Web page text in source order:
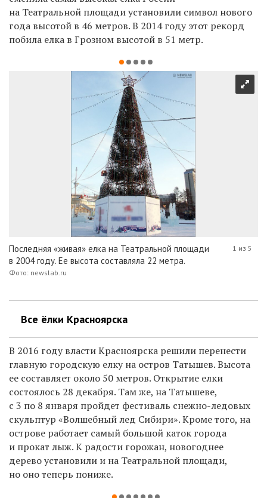
на Театральной площади установили символ нового
года высотой в 46 метров. В 2014 году этот рекорд
побила елка в Грозном высотой в 51 метр.
Последняя «живая» елка на Театральной площади
в 2004 году. Ее высота составляла 22 метра.
Фото: newslab.ru
1 из 5
Все ёлки Красноярска
В 2016 году власти Красноярска решили перенести
главную городскую елку на остров Татышев. Высота
ее составляет около 50 метров. Открытие елки
состоялось 28 декабря. Там же, на Татышеве,
с 3 по 8 января пройдет фестиваль снежно-ледовых
скульптур «Волшебный лед Сибири». Кроме того, на
острове работает самый большой каток города
и прокат лыж. К радости горожан, новогоднее
дерево установили и на Театральной площади,
но оно теперь пониже.